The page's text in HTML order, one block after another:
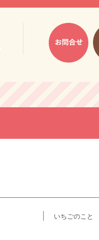
いちごのこと